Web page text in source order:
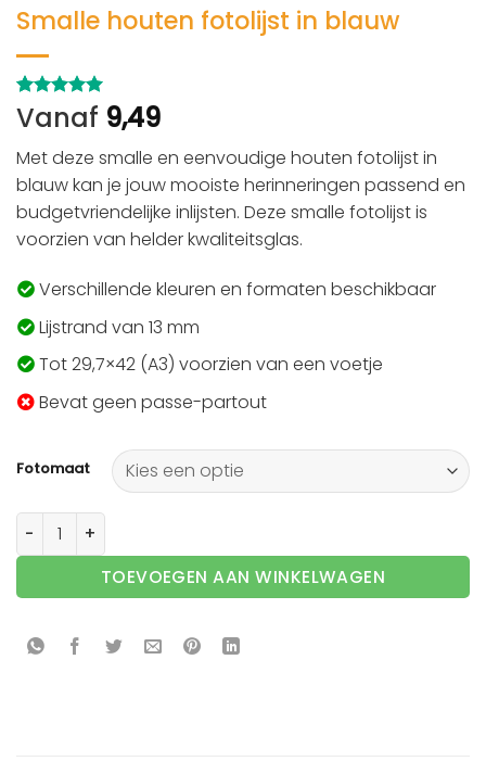
Smalle houten fotolijst in blauw
Gewaardeerd
5op 5
op
2
klant
waarderingen
Vanaf 9,49
Met deze smalle en eenvoudige houten fotolijst in
blauw kan je jouw mooiste herinneringen passend en
budgetvriendelijke inlijsten. Deze smalle fotolijst is
voorzien van helder kwaliteitsglas.
Verschillende kleuren en formaten beschikbaar
Lijstrand van 13 mm
Tot 29,7×42 (A3) voorzien van een voetje
Bevat geen passe-partout
Fotomaat
Smalle houten fotolijst in blauw aantal
TOEVOEGEN AAN WINKELWAGEN